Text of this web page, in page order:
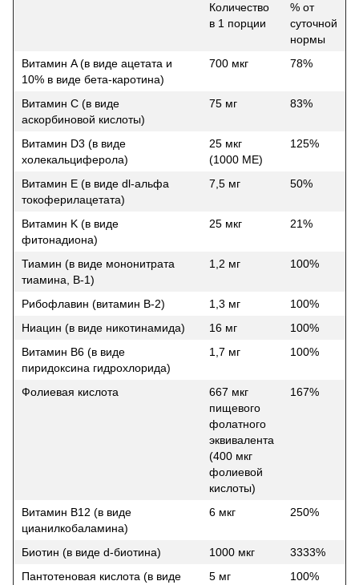
Количество
в 1 порции
% от
суточной
нормы
Витамин A (в виде ацетата и
10% в виде бета-каротина)
700 мкг 78%
Витамин С (в виде
аскорбиновой кислоты)
75 мг 83%
Витамин D3 (в виде
холекальциферола)
25 мкг
(1000 МЕ)
125%
Витамин E (в виде dl-альфа
токоферилацетата)
7,5 мг 50%
Витамин K (в виде
фитонадиона)
25 мкг 21%
Тиамин (в виде мононитрата
тиамина, B-1)
1,2 мг 100%
Рибофлавин (витамин B-2) 1,3 мг
100%
Ниацин (в виде никотинамида)
16 мг
100%
Витамин В6 (в виде
пиридоксина гидрохлорида)
1,7 мг 100%
Фолиевая кислота
667 мкг
пищевого
фолатного
эквивалента
(400 мкг
фолиевой
кислоты)
167%
Витамин B12 (в виде
цианилкобаламина)
6 мкг 250%
Биотин (в виде d-биотина) 1000 мкг
3333%
Пантотеновая кислота (в виде
5 мг 100%